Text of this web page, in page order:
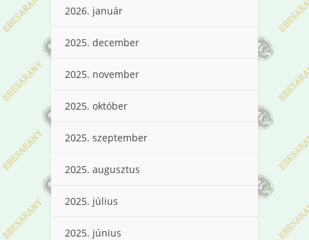
2026. január
2025. december
2025. november
2025. október
2025. szeptember
2025. augusztus
2025. július
2025. június